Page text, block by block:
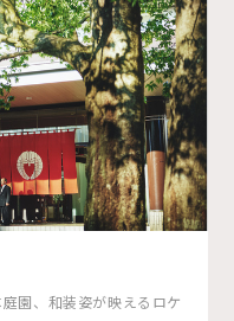
園、和装姿が映えるロケ